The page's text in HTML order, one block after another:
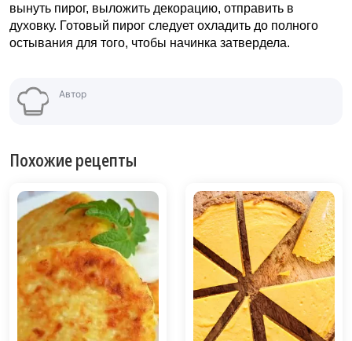
вынуть пирог, выложить декорацию, отправить в
духовку. Готовый пирог следует охладить до полного
остывания для того, чтобы начинка затвердела.
Автор
Похожие рецепты